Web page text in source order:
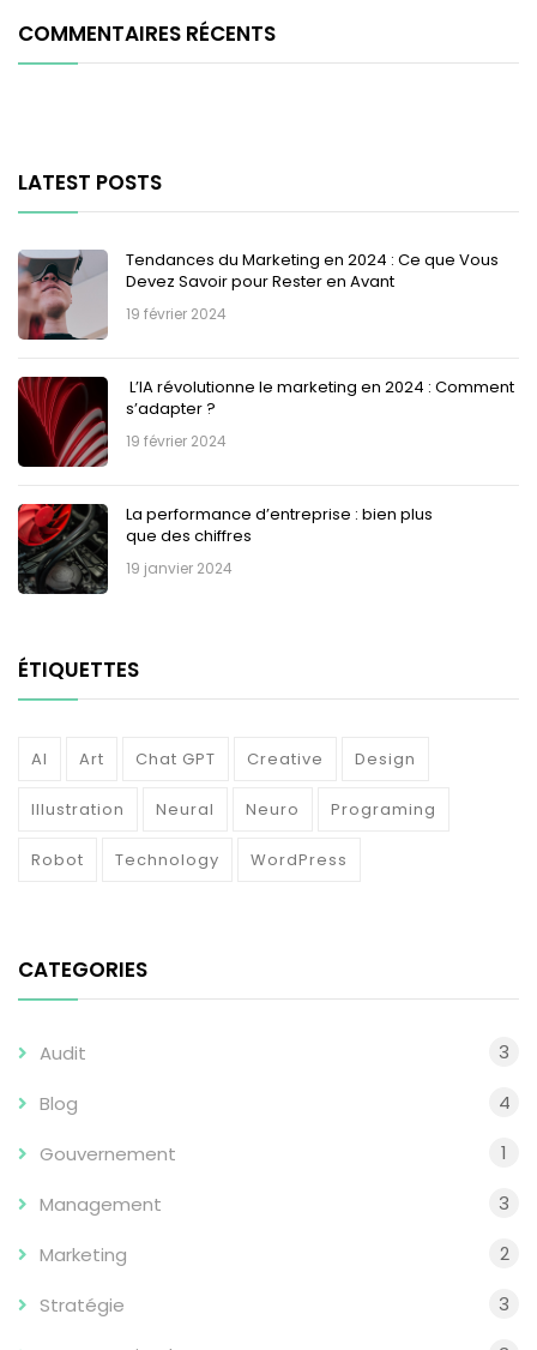
COMMENTAIRES RÉCENTS
LATEST POSTS
Tendances du Marketing en 2024 : Ce que Vous
Devez Savoir pour Rester en Avant
19 février 2024
L’IA révolutionne le marketing en 2024 : Comment
s’adapter ?
19 février 2024
La performance d’entreprise : bien plus
que des chiffres
19 janvier 2024
ÉTIQUETTES
AI Art Chat GPT Creative Design
Illustration Neural Neuro Programing
Robot Technology WordPress
CATEGORIES
Audit 3
Blog 4
Gouvernement 1
Management 3
Marketing 2
Stratégie 3